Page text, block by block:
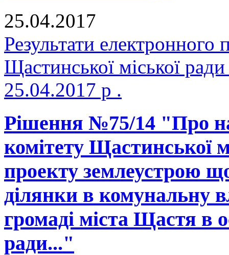
25.04.2017
Результати електронного
Щастинської міської
25.04.2017 р .
Рішення №75/14 "Про
комітету Щастинської
проекту землеустрою
ділянки в комунальну
громаді міста Щастя в
ради..."